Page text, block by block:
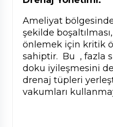
Ameliyat
şekilde
önlemek için kritik
sahiptir. Bu , fazla
doku iyileşmesini
drenaj tüpleri
vakumları